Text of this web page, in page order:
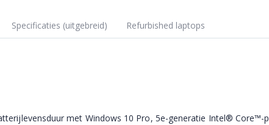
met Windows 10 Pro, 5e-generatie Intel® Core™-
Specificaties (uitgebreid) Refurbished laptops